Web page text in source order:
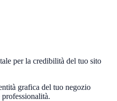
per la credibilità del tuo sito
grafica del tuo negozio